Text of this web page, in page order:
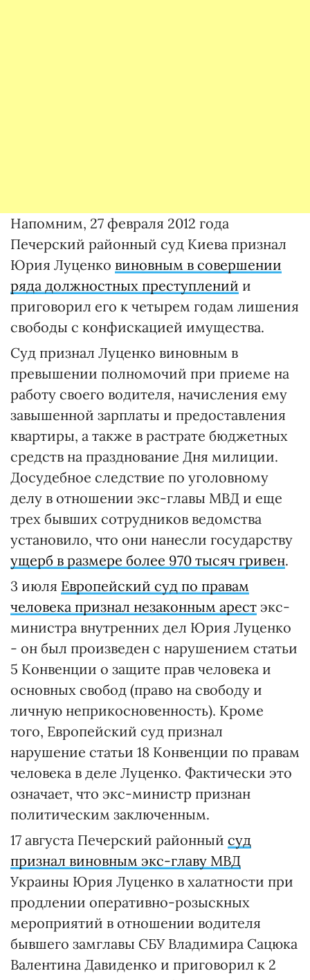
Напомним, 27 февраля 2012 года
Печерский районный суд Киева признал
Юрия Луценко виновным в совершении
ряда должностных преступлений и
приговорил его к четырем годам лишения
свободы с конфискацией имущества.
Суд признал Луценко виновным в
превышении полномочий при приеме на
работу своего водителя, начисления ему
завышенной зарплаты и предоставления
квартиры, а также в растрате бюджетных
средств на празднование Дня милиции.
Досудебное следствие по уголовному
делу в отношении экс-главы МВД и еще
трех бывших сотрудников ведомства
установило, что они нанесли государству
ущерб в размере более 970 тысяч гривен.
3 июля Европейский суд по правам
человека признал незаконным арест экс-
министра внутренних дел Юрия Луценко
- он был произведен с нарушением статьи
5 Конвенции о защите прав человека и
основных свобод (право на свободу и
личную неприкосновенность). Кроме
того, Европейский суд признал
нарушение статьи 18 Конвенции по правам
человека в деле Луценко. Фактически это
означает, что экс-министр признан
политическим заключенным.
17 августа Печерский районный суд
признал виновным экс-главу МВД
Украины Юрия Луценко в халатности при
продлении оперативно-розыскных
мероприятий в отношении водителя
бывшего замглавы СБУ Владимира Сацюка
Валентина Давиденко и приговорил к 2